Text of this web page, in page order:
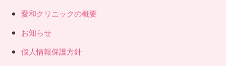
愛和クリニックの概要
お知らせ
個人情報保護方針